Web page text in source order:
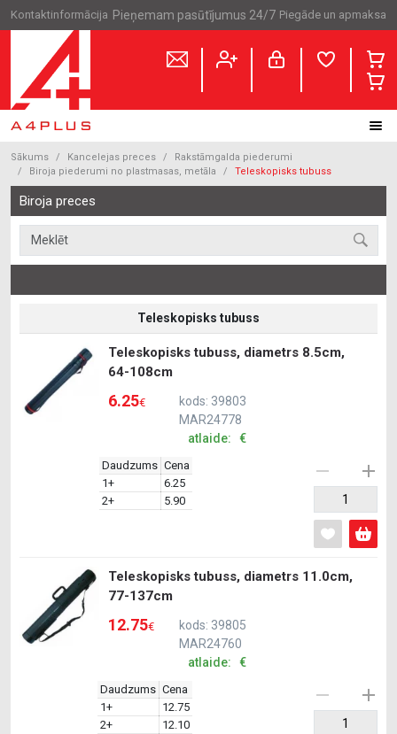
Kontaktinformācija Pieņemam pasūtījumus 24/7 Piegāde un apmaksa
Sākums Kancelejas preces
Rakstāmgalda piederumi
Biroja piederumi no plastmasas, metāla
Teleskopisks tubuss
Biroja preces
Teleskopisks tubuss
Teleskopisks tubuss, diametrs 8.5cm,
64-108cm
6.25€
kods: 39803
MAR24778
atlaide: €
Daudzums Cena
1+
6.25
2+
5.90
Teleskopisks tubuss, diametrs 11.0cm,
77-137cm
12.75€
kods: 39805
MAR24760
atlaide: €
Daudzums Cena
1+
12.75
2+
12.10